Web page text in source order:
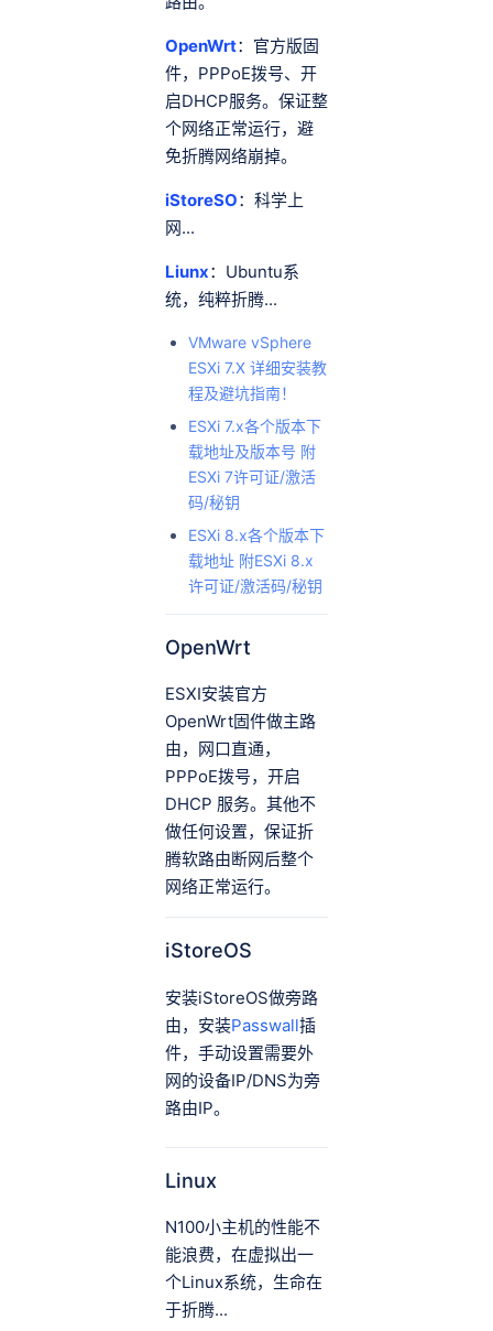
OpenWrt：官方版固
件，PPPoE拨号、开
启DHCP服务。保证整
个网络正常运行，避
免折腾网络崩掉。
iStoreSO：科学上
网...
Liunx：Ubuntu系
统，纯粹折腾...
VMware vSphere
ESXi 7.X 详细安装教
程及避坑指南！
ESXi 7.x各个版本下
载地址及版本号 附
ESXi 7许可证/激活
码/秘钥
ESXi 8.x各个版本下
载地址 附ESXi 8.x
许可证/激活码/秘钥
OpenWrt
ESXI安装官方
OpenWrt固件做主路
由，网口直通，
PPPoE拨号，开启
DHCP 服务。其他不
做任何设置，保证折
腾软路由断网后整个
网络正常运行。
iStoreOS
安装iStoreOS做旁路
由，安装Passwall插
件，手动设置需要外
网的设备IP/DNS为旁
路由IP。
Linux
N100小主机的性能不
能浪费，在虚拟出一
个Linux系统，生命在
于折腾...